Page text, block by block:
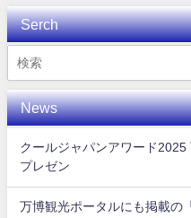
Serch
News
クールジャパンアワード
プレゼン
万博観光ポータルにも掲載の